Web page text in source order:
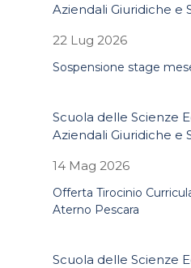
Aziendali Giuridiche e
22 Lug 2026
Sospensione stage
Scuola delle Scienze
Aziendali Giuridiche e
14 Mag 2026
Offerta Tirocinio
Aterno Pescara
Scuola delle Scienze